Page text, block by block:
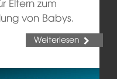
von Babys.
Weiterlesen